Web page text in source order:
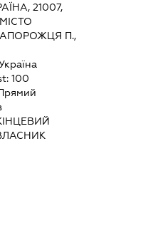
21007,
П.,
100